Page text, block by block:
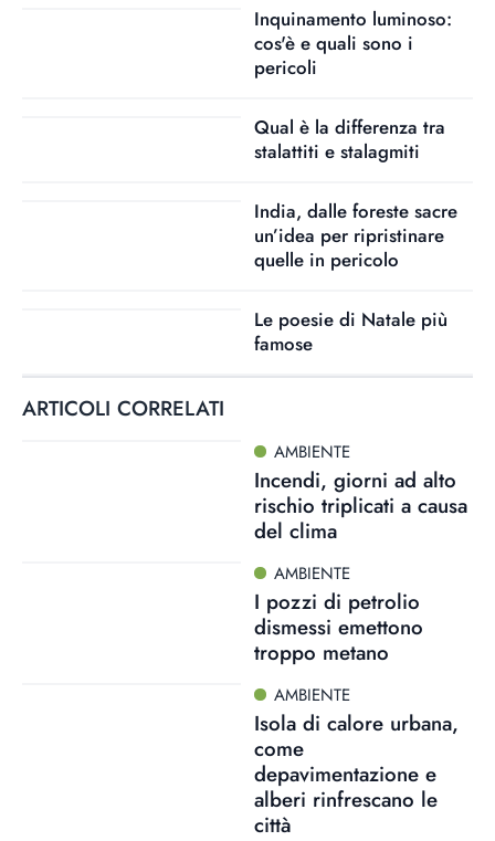
Inquinamento luminoso:
cos'è e quali sono i
pericoli
Qual è la differenza tra
stalattiti e stalagmiti
India, dalle foreste sacre
un’idea per ripristinare
quelle in pericolo
Le poesie di Natale più
famose
ARTICOLI CORRELATI
AMBIENTE
Incendi, giorni ad alto
rischio triplicati a causa
del clima
AMBIENTE
I pozzi di petrolio
dismessi emettono
troppo metano
AMBIENTE
Isola di calore urbana,
come
depavimentazione e
alberi rinfrescano le
città